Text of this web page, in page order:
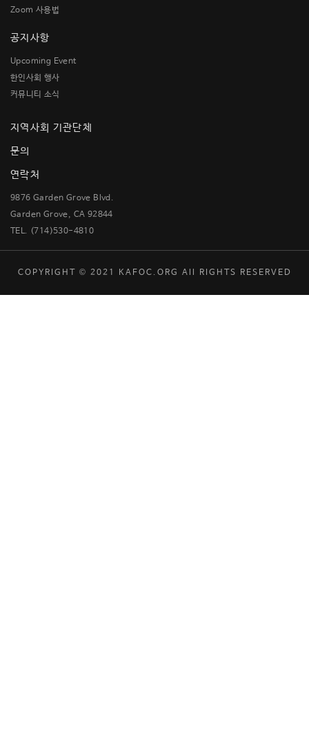
Zoom 사용법
공지사항
Upcoming Event
한인사회 행사
커뮤니티 소식
지역사회 기관단체
문의
연락처
9876 Garden Grove Blvd.
Garden Grove, CA 92844
TEL. (714)530-4810
COPYRIGHT © 2021 KAFOC.ORG All RIGHTS RESERVED